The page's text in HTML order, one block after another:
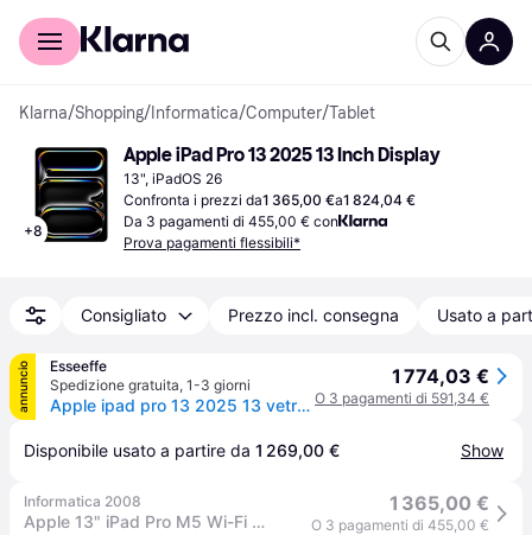
Per il tuo shopping
Klarna/Shopping/ Informatica/Computer/Tablet
+8
Apple iPad Pro 13 2025 13 Inch Display
13", iPadOS 26
Confronta i prezzi da1 365,00 €a1 824,04 €
Da 3 pagamenti di 455,00 € con
Prova pagamenti flessibili*
Consigliato Prezzo incl. consegna Usato a
annuncio
Esseeffe
Spedizione gratuita, 1-3 giorni
Apple ipad pro 13 2025 13 vetro standard m5 256gb wi-fi italia argento
1 774,03 €
O 3 pagamenti di 591,34 €
Disponibile usato a partire da 1 269,00 € Show
Informatica 2008
Apple 13" iPad Pro M5 Wi-Fi 256 GB Argento MDYK4TY/A Modello 2025
1 365,00 €
O 3 pagamenti di 455,00 €